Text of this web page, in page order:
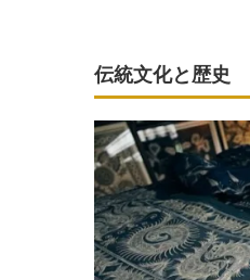
伝統文化と歴史